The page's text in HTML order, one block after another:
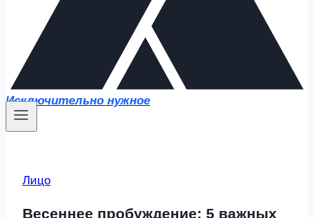
Исключительно нужное
Лицо
Весеннее пробуждение: 5 важных